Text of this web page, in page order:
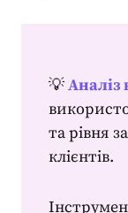
💡Аналіз
та рівня
клієнтів.